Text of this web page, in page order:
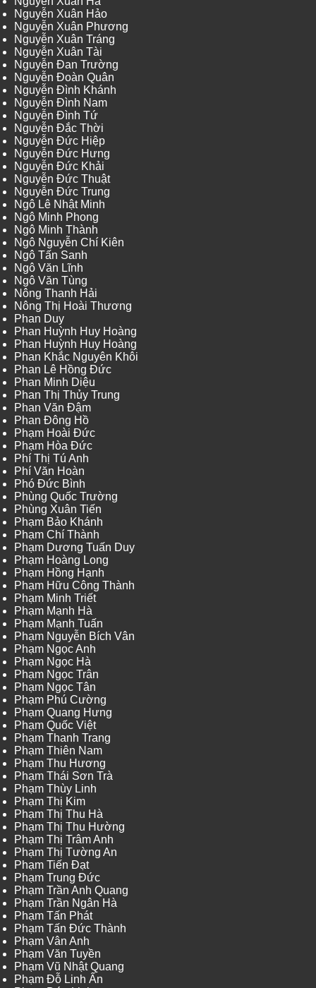
Nguyễn Xuân Hảo
Nguyễn Xuân Phương
Nguyễn Xuân Tráng
Nguyễn Xuân Tài
Nguyễn Đan Trường
Nguyễn Đoàn Quân
Nguyễn Đình Khánh
Nguyễn Đình Nam
Nguyễn Đình Tứ
Nguyễn Đắc Thời
Nguyễn Đức Hiệp
Nguyễn Đức Hưng
Nguyễn Đức Khải
Nguyễn Đức Thuật
Nguyễn Đức Trung
Ngô Lê Nhật Minh
Ngô Minh Phong
Ngô Minh Thành
Ngô Nguyễn Chí Kiên
Ngô Tấn Sanh
Ngô Văn Lĩnh
Ngô Văn Tùng
Nông Thanh Hải
Nông Thị Hoài Thương
Phan Duy
Phan Huỳnh Huy Hoàng
Phan Huỳnh Huy Hoàng
Phan Khắc Nguyên Khôi
Phan Lê Hồng Đức
Phan Minh Diệu
Phan Thị Thủy Trung
Phan Văn Đậm
Phan Đông Hồ
Phạm Hoài Đức
Phạm Hòa Đức
Phí Thị Tú Anh
Phí Văn Hoàn
Phó Đức Bình
Phùng Quốc Trường
Phùng Xuân Tiến
Phạm Bảo Khánh
Phạm Chí Thành
Phạm Dương Tuấn Duy
Phạm Hoàng Long
Phạm Hồng Hạnh
Phạm Hữu Công Thành
Phạm Minh Triết
Phạm Mạnh Hà
Phạm Mạnh Tuấn
Phạm Nguyễn Bích Vân
Phạm Ngọc Anh
Phạm Ngọc Hà
Phạm Ngọc Trân
Phạm Ngọc Tân
Phạm Phú Cường
Phạm Quang Hưng
Phạm Quốc Việt
Phạm Thanh Trang
Phạm Thiên Nam
Phạm Thu Hương
Phạm Thái Sơn Trà
Phạm Thùy Linh
Phạm Thị Kim
Phạm Thị Thu Hà
Phạm Thị Thu Hường
Phạm Thị Trâm Anh
Phạm Thị Tường An
Phạm Tiến Đạt
Phạm Trung Đức
Phạm Trần Anh Quang
Phạm Trần Ngân Hà
Phạm Tấn Phát
Phạm Tấn Đức Thành
Phạm Vân Anh
Phạm Văn Tuyền
Phạm Vũ Nhật Quang
Phạm Đỗ Linh Ấn